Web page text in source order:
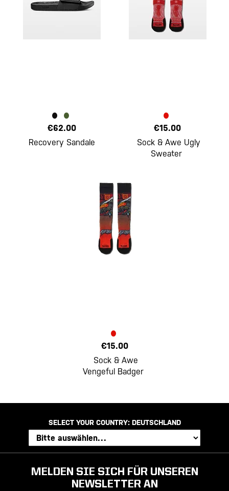
€62.00
Recovery Sandale
€15.00
Sock & Awe Ugly
Sweater
€15.00
Sock & Awe
Vengeful Badger
SELECT YOUR COUNTRY: DEUTSCHLAND
MELDEN SIE SICH FÜR UNSEREN
NEWSLETTER AN